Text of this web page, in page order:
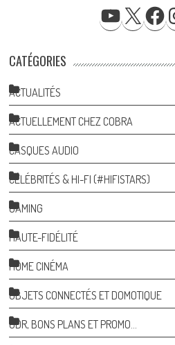
YOUTUBE
CATÉGORIES
ACTUALITÉS
ACTUELLEMENT CHEZ COBRA
CASQUES AUDIO
CÉLÉBRITÉS & HI-FI (#HIFISTARS)
GAMING
HAUTE-FIDÉLITÉ
HOME CINÉMA
OBJETS CONNECTÉS ET DOMOTIQUE
ODR, BONS PLANS ET PROMO…